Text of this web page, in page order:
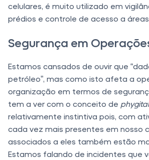
celulares, é muito utilizado em
prédios e controle de acesso a áreas
Segurança em
Estamos cansados de ouvir que
petróleo”, mas como isto afeta a
organização em termos de
tem a ver com o conceito de phygital
relativamente instintiva pois, com
cada vez mais presentes em nosso
associados a eles também estão
Estamos falando de incidentes que